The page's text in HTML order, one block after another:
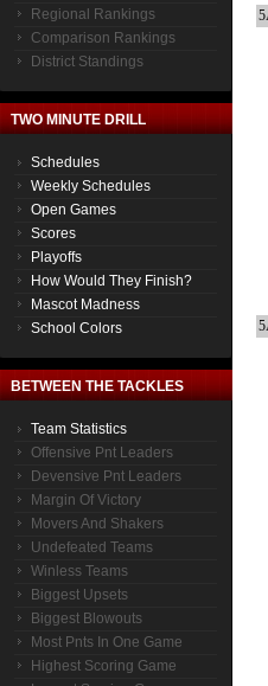
Regional Rankings
Comparison Rankings
District Standings
TWO MINUTE DRILL
Schedules
Weekly Schedules
Open Games
Scores
Playoffs
How Would They Finish?
Mascot Madness
School Colors
BETWEEN THE TACKLES
Team Statistics
Offensive Pnt Leaders
Devensive Pnt Leaders
Margin Of Victory
Movers And Shakers
Undefeated Teams
Winless Teams
Biggest Upsets
Biggest Blowouts
Most Pnts In One Game
Highest Scoring Game